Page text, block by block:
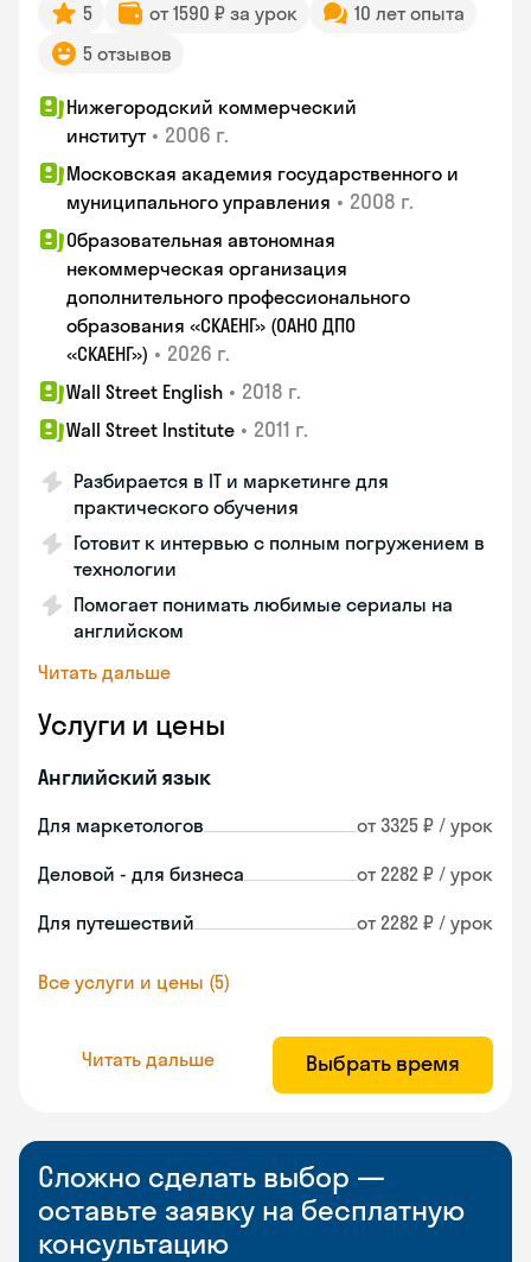
5 от 1590 ₽ за урок
10 лет опыта
5 отзывов
Нижегородский коммерческий
институт • 2006 г.
Московская академия государственного и
муниципального управления • 2008 г.
Образовательная автономная
некоммерческая организация
дополнительного профессионального
образования «СКАЕНГ» (ОАНО ДПО
«СКАЕНГ») • 2026 г.
Wall Street English • 2018 г.
Wall Street Institute • 2011 г.
Разбирается в IT и маркетинге для
практического обучения
Готовит к интервью с полным погружением в
технологии
Помогает понимать любимые сериалы на
английском
Читать дальше
Услуги и цены
Английский язык
Для маркетологов от 3325 ₽ / урок
Деловой - для бизнеса от 2282 ₽ / урок
Для путешествий от 2282 ₽ / урок
Все услуги и цены (5)
Читать дальше Выбрать время
Сложно сделать выбор —
оставьте заявку на бесплатную
консультацию